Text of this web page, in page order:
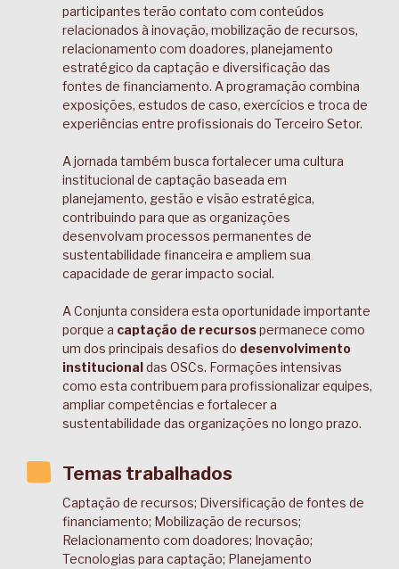
participantes terão contato com conteúdos
relacionados à inovação, mobilização de recursos,
relacionamento com doadores, planejamento
estratégico da captação e diversificação das
fontes de financiamento. A programação combina
exposições, estudos de caso, exercícios e troca de
experiências entre profissionais do Terceiro Setor.
A jornada também busca fortalecer uma cultura
institucional de captação baseada em
planejamento, gestão e visão estratégica,
contribuindo para que as organizações
desenvolvam processos permanentes de
sustentabilidade financeira e ampliem sua
capacidade de gerar impacto social.
A Conjunta considera esta oportunidade importante
porque a captação de recursospermanece como
um dos principais desafios do desenvolvimento
institucionaldas OSCs. Formações intensivas
como esta contribuem para profissionalizar equipes,
ampliar competências e fortalecer a
sustentabilidade das organizações no longo prazo.
Temas trabalhados
Captação de recursos; Diversificação de fontes de
financiamento; Mobilização de recursos;
Relacionamento com doadores; Inovação;
Tecnologias para captação; Planejamento